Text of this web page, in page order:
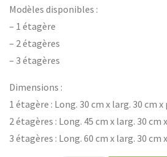
Modèles disponibles :
– 1 étagère
– 2 étagères
– 3 étagères
Dimensions :
1 étagère : Long. 30 cm x larg. 30 cm x
2 étagères : Long. 45 cm x larg. 30 cm
3 étagères : Long. 60 cm x larg. 30 cm